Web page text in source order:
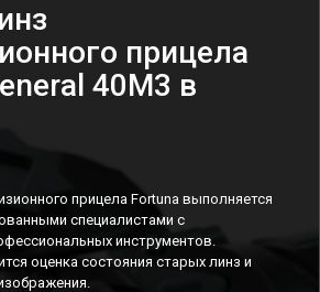
прицела
40M3 в
прицела Fortuna выполняется
специалистами с
инструментов.
оценка состояния старых линз и